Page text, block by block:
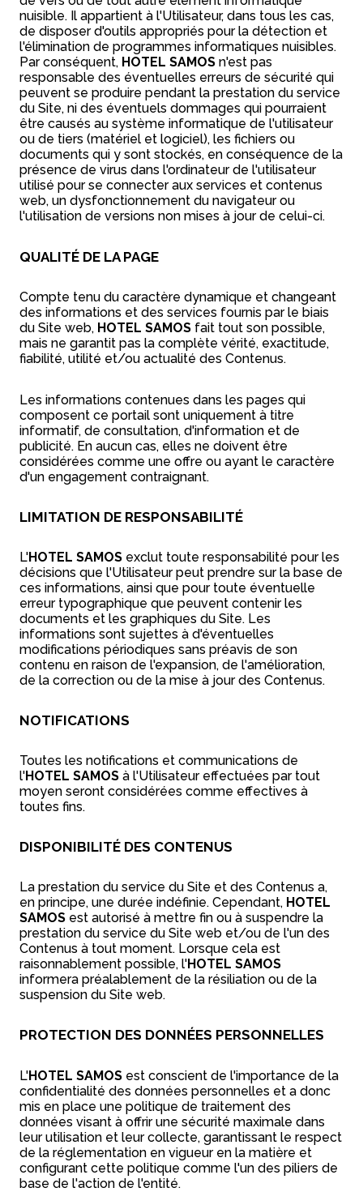
nuisible. Il appartient à l'Utilisateur, dans tous les cas,
de disposer d'outils appropriés pour la détection et
l'élimination de programmes informatiques nuisibles.
Par conséquent, HOTEL SAMOS n'est pas
responsable des éventuelles erreurs de sécurité qui
peuvent se produire pendant la prestation du service
du Site, ni des éventuels dommages qui pourraient
être causés au système informatique de l'utilisateur
ou de tiers (matériel et logiciel), les fichiers ou
documents qui y sont stockés, en conséquence de la
présence de virus dans l'ordinateur de l'utilisateur
utilisé pour se connecter aux services et contenus
web, un dysfonctionnement du navigateur ou
l'utilisation de versions non mises à jour de celui-ci.
QUALITÉ DE LA PAGE
Compte tenu du caractère dynamique et changeant
des informations et des services fournis par le biais
du Site web, HOTEL SAMOS fait tout son possible,
mais ne garantit pas la complète vérité, exactitude,
fiabilité, utilité et/ou actualité des Contenus.
Les informations contenues dans les pages qui
composent ce portail sont uniquement à titre
informatif, de consultation, d'information et de
publicité. En aucun cas, elles ne doivent être
considérées comme une offre ou ayant le caractère
d'un engagement contraignant.
LIMITATION DE RESPONSABILITÉ
L'HOTEL SAMOS exclut toute responsabilité pour les
décisions que l'Utilisateur peut prendre sur la base de
ces informations, ainsi que pour toute éventuelle
erreur typographique que peuvent contenir les
documents et les graphiques du Site. Les
informations sont sujettes à d'éventuelles
modifications périodiques sans préavis de son
contenu en raison de l'expansion, de l'amélioration,
de la correction ou de la mise à jour des Contenus.
NOTIFICATIONS
Toutes les notifications et communications de
l'HOTEL SAMOS à l'Utilisateur effectuées par tout
moyen seront considérées comme effectives à
toutes fins.
DISPONIBILITÉ DES CONTENUS
La prestation du service du Site et des Contenus a,
en principe, une durée indéfinie. Cependant, HOTEL
SAMOS est autorisé à mettre fin ou à suspendre la
prestation du service du Site web et/ou de l'un des
Contenus à tout moment. Lorsque cela est
raisonnablement possible, l'HOTEL SAMOS
informera préalablement de la résiliation ou de la
suspension du Site web.
PROTECTION DES DONNÉES PERSONNELLES
L'HOTEL SAMOS est conscient de l'importance de la
confidentialité des données personnelles et a donc
mis en place une politique de traitement des
données visant à offrir une sécurité maximale dans
leur utilisation et leur collecte, garantissant le respect
de la réglementation en vigueur en la matière et
configurant cette politique comme l'un des piliers de
base de l'action de l'entité.